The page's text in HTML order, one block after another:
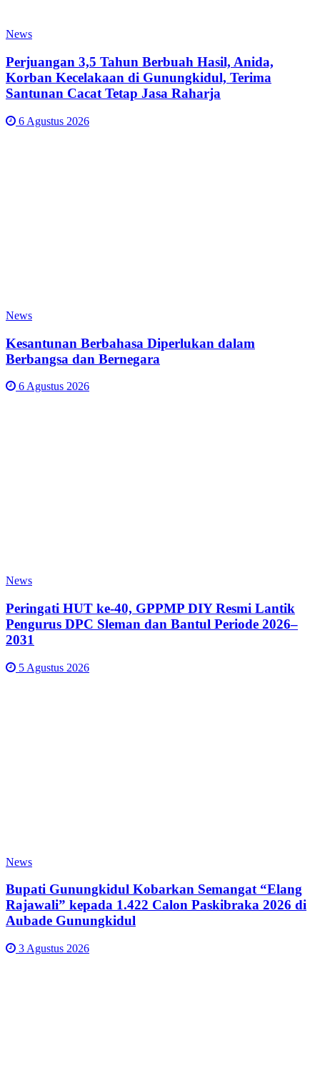
News
Perjuangan 3,5 Tahun Berbuah Hasil, Anida,
Korban Kecelakaan di Gunungkidul, Terima
Santunan Cacat Tetap Jasa Raharja
6 Agustus 2026
News
Kesantunan Berbahasa Diperlukan dalam
Berbangsa dan Bernegara
6 Agustus 2026
News
Peringati HUT ke-40, GPPMP DIY Resmi Lantik
Pengurus DPC Sleman dan Bantul Periode 2026–
2031
5 Agustus 2026
News
Bupati Gunungkidul Kobarkan Semangat “Elang
Rajawali” kepada 1.422 Calon Paskibraka 2026 di
Aubade Gunungkidul
3 Agustus 2026